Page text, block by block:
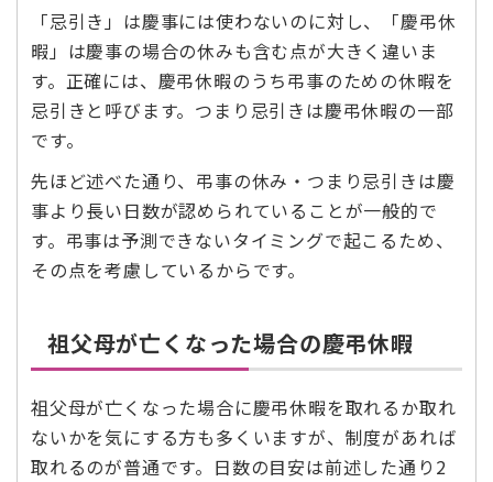
「忌引き」は慶事には使わないのに対し、「慶弔休
暇」は慶事の場合の休みも含む点が大きく違いま
す。正確には、慶弔休暇のうち弔事のための休暇を
忌引きと呼びます。つまり忌引きは慶弔休暇の一部
です。
先ほど述べた通り、弔事の休み・つまり忌引きは慶
事より長い日数が認められていることが一般的で
す。弔事は予測できないタイミングで起こるため、
その点を考慮しているからです。
祖父母が亡くなった場合の慶弔休暇
祖父母が亡くなった場合に慶弔休暇を取れるか取れ
ないかを気にする方も多くいますが、制度があれば
取れるのが普通です。日数の目安は前述した通り2